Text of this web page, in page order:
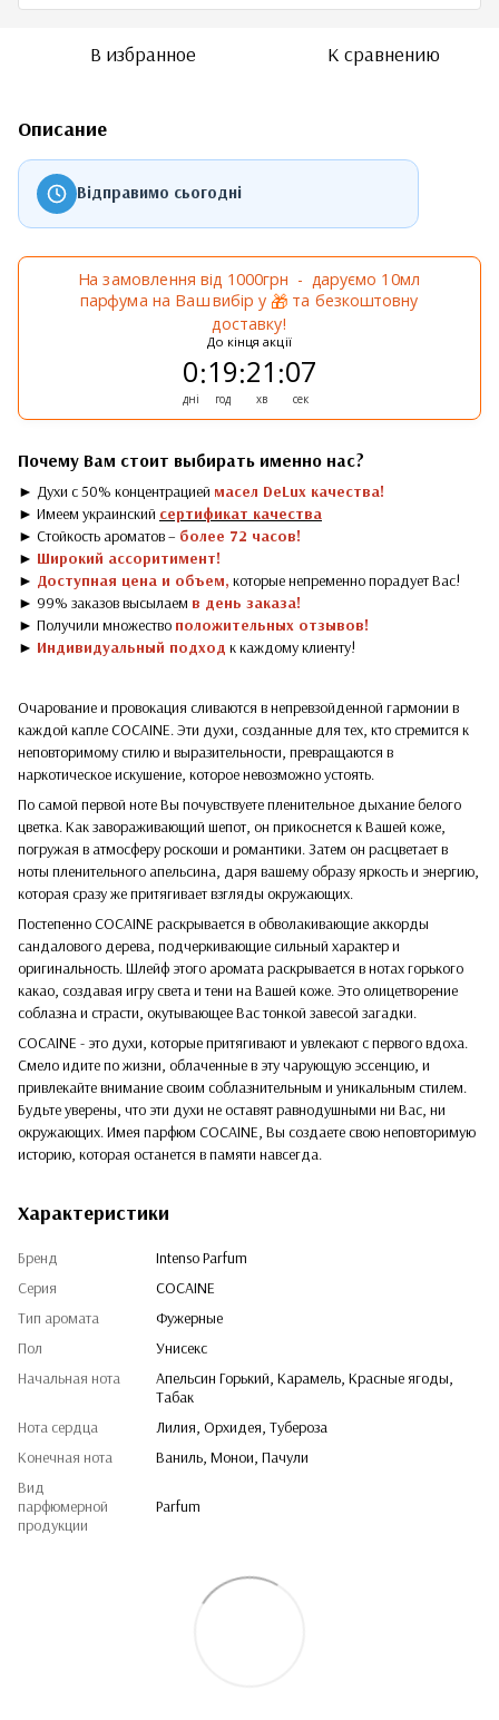
В избранное К сравнению
Описание
Відправимо сьогодні
На замовлення від 1000грн - даруємо 10мл
парфума на Ваш вибір у 🎁 та безкоштовну
доставку!
До кінця акції
0
дні
:19
год
:21
хв
:07
сек
Почему Вам стоит выбирать именно нас?
► Духи с 50% концентрацией масел DeLux качества!
► Имеем украинский сертификат качества
► Стойкость ароматов – более 72 часов!
► Широкий ассоритимент!
► Доступная цена и объем, которые непременно порадует Вас!
► 99% заказов высылаем в день заказа!
► Получили множество положительных отзывов!
► Индивидуальный подход к каждому клиенту!
Очарование и провокация сливаются в непревзойденной гармонии в
каждой капле COCAINE. Эти духи, созданные для тех, кто стремится к
неповторимому стилю и выразительности, превращаются в
наркотическое искушение, которое невозможно устоять.
По самой первой ноте Вы почувствуете пленительное дыхание белого
цветка. Как завораживающий шепот, он прикоснется к Вашей коже,
погружая в атмосферу роскоши и романтики. Затем он расцветает в
ноты пленительного апельсина, даря вашему образу яркость и энергию,
которая сразу же притягивает взгляды окружающих.
Постепенно COCAINE раскрывается в обволакивающие аккорды
сандалового дерева, подчеркивающие сильный характер и
оригинальность. Шлейф этого аромата раскрывается в нотах горького
какао, создавая игру света и тени на Вашей коже. Это олицетворение
соблазна и страсти, окутывающее Вас тонкой завесой загадки.
COCAINE - это духи, которые притягивают и увлекают с первого вдоха.
Смело идите по жизни, облаченные в эту чарующую эссенцию, и
привлекайте внимание своим соблазнительным и уникальным стилем.
Будьте уверены, что эти духи не оставят равнодушными ни Вас, ни
окружающих. Имея парфюм COCAINE, Вы создаете свою неповторимую
историю, которая останется в памяти навсегда.
Характеристики
Бренд
Intenso Parfum
Серия
COCAINE
Тип аромата
Фужерные
Пол
Унисекс
Начальная нота
Апельсин Горький, Карамель, Красные ягоды,
Табак
Нота сердца
Лилия, Орхидея, Тубероза
Конечная нота
Ваниль, Монои, Пачули
Вид
парфюмерной
продукции
Parfum